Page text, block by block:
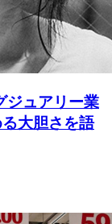
ジュアリー業
大胆さを語